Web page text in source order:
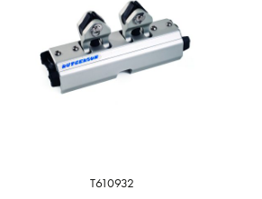
T610932